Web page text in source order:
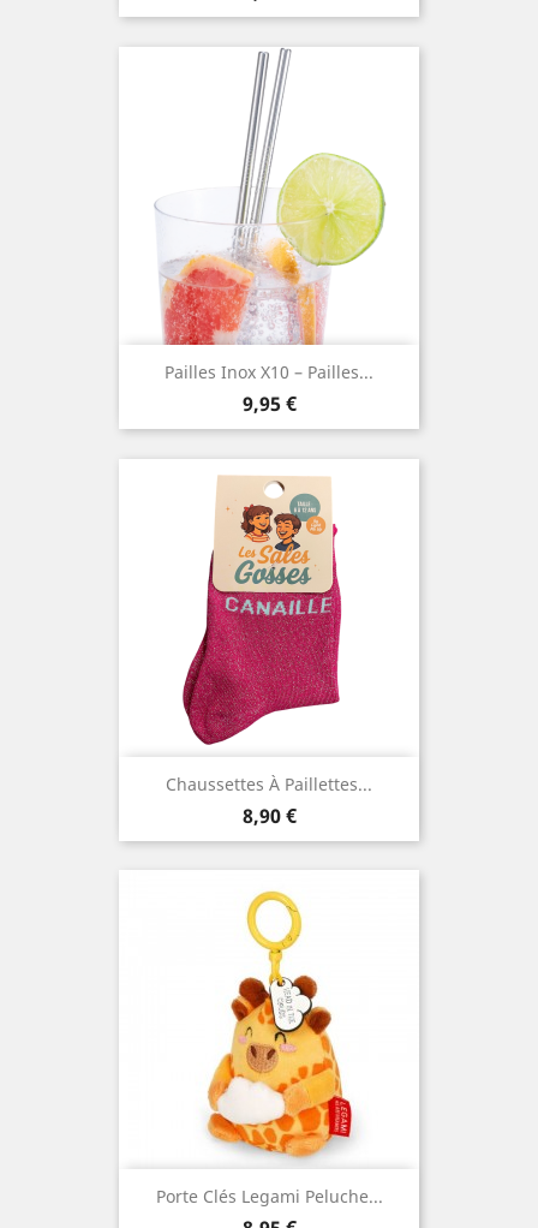
Pailles Inox X10 – Pailles...
Prix
9,95 €
Chaussettes À Paillettes...
Prix
8,90 €
Porte Clés Legami Peluche...